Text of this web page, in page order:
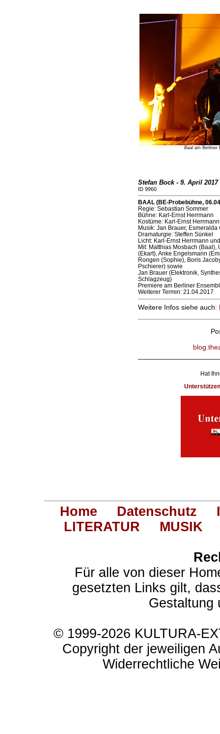
Baalam Berliner
Stefan Bock - 9. April 2017
ID 9960
BAAL (BE-Probebühne,
Regie: Sebastian Sommer
Bühne: Karl-Ernst Herrmann
Kostüme: Karl-Ernst
Musik: Jan Brauer,
Dramaturgie: Steffen Sünkel
Licht: Karl-Ernst Herrmann
Mit: Matthias Mosbach (Baal),
(Ekart), Anke Engelsmann
Rongen (Sophie), Boris
Pschierer) sowie
Jan Brauer (Elektronik,
Schlagzeug)
Premiere am Berliner
Weiterer Termin: 21.04.2017
Weitere Infos siehe auch:
Hat
Home Datenschutz
LITERATUR
MUSIK
Für alle von dieser
gesetzten Links gilt,
Gestaltung
© 1999-2026 KULTURA-
Copyright der jeweiligen
Widerrechtliche